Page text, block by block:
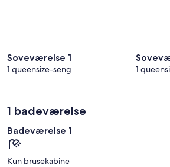
Soveværelse 1
1 queensize-seng 1
1 badeværelse
Badeværelse 1
Kun brusekabine